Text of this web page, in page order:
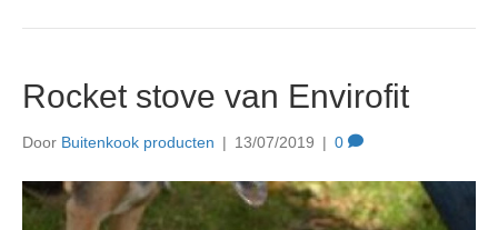
Rocket stove van Envirofit
Door Buitenkook producten | 13/07/2019 | 0